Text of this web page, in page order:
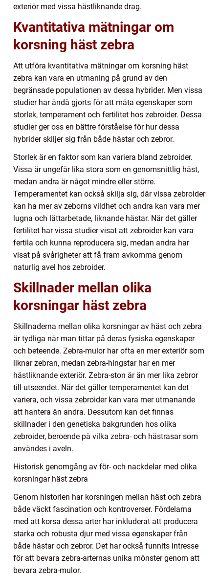
exteriör med vissa hästliknande drag.
Kvantitativa mätningar om
korsning häst zebra
Att utföra kvantitativa mätningar om korsning häst
zebra kan vara en utmaning på grund av den
begränsade populationen av dessa hybrider. Men vissa
studier har ändå gjorts för att mäta egenskaper som
storlek, temperament och fertilitet hos zebroider. Dessa
studier ger oss en bättre förståelse för hur dessa
hybrider skiljer sig från både hästar och zebror.
Storlek är en faktor som kan variera bland zebroider.
Vissa är ungefär lika stora som en genomsnittlig häst,
medan andra är något mindre eller större.
Temperamentet kan också skilja sig, där vissa zebroider
kan ha mer av zeborns vildhet och andra kan vara mer
lugna och lättarbetade, liknande hästar. När det gäller
fertilitet har vissa studier visat att zebroider kan vara
fertila och kunna reproducera sig, medan andra har
visat på svårigheter att få fram avkomma genom
naturlig avel hos zebroider.
Skillnader mellan olika
korsningar häst zebra
Skillnaderna mellan olika korsningar av häst och zebra
är tydliga när man tittar på deras fysiska egenskaper
och beteende. Zebra-mulor har ofta en mer exteriör som
liknar zebran, medan zebra-hingstar har en mer
hästliknande exteriör. Zebra-ston är än mer lika zebror
till utseendet. När det gäller temperamentet kan det
variera, och vissa zebroider kan vara mer utmanande
att hantera än andra. Dessutom kan det finnas
skillnader i den genetiska bakgrunden hos olika
zebroider, beroende på vilka zebra- och hästrasar som
användes i aveln.
Historisk genomgång av för- och nackdelar med olika
korsningar häst zebra
Genom historien har korsningen mellan häst och zebra
både väckt fascination och kontroverser. Fördelarna
med att korsa dessa arter har inkluderat att producera
starka och robusta djur med vissa egenskaper från
både hästar och zebror. Det har också funnits intresse
för att bevara zebra-arternas unika mönster genom att
bevara zebra-mulor.